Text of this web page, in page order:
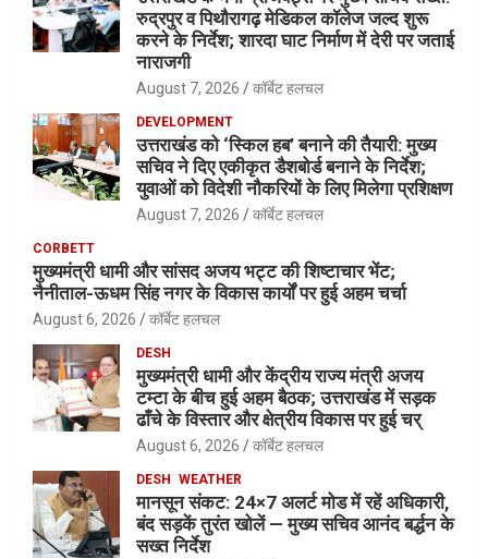
रुद्रपुर व पिथौरागढ़ मेडिकल कॉलेज जल्द शुरू
करने के निर्देश; शारदा घाट निर्माण में देरी पर जताई
नाराजगी
August 7, 2026 कॉर्बेट हलचल
DEVELOPMENT
उत्तराखंड को ‘स्किल हब’ बनाने की तैयारी: मुख्य
सचिव ने दिए एकीकृत डैशबोर्ड बनाने के निर्देश;
युवाओं को विदेशी नौकरियों के लिए मिलेगा प्रशिक्षण
August 7, 2026 कॉर्बेट हलचल
CORBETT
मुख्यमंत्री धामी और सांसद अजय भट्ट की शिष्टाचार भेंट;
नैनीताल-ऊधम सिंह नगर के विकास कार्यों पर हुई अहम चर्चा
August 6, 2026 कॉर्बेट हलचल
DESH
मुख्यमंत्री धामी और केंद्रीय राज्य मंत्री अजय
टम्टा के बीच हुई अहम बैठक; उत्तराखंड में सड़क
ढाँचे के विस्तार और क्षेत्रीय विकास पर हुई चर्
August 6, 2026 कॉर्बेट हलचल
DESH WEATHER
मानसून संकट: 24×7 अलर्ट मोड में रहें अधिकारी,
बंद सड़कें तुरंत खोलें — मुख्य सचिव आनंद बर्द्धन के
सख्त निर्देश